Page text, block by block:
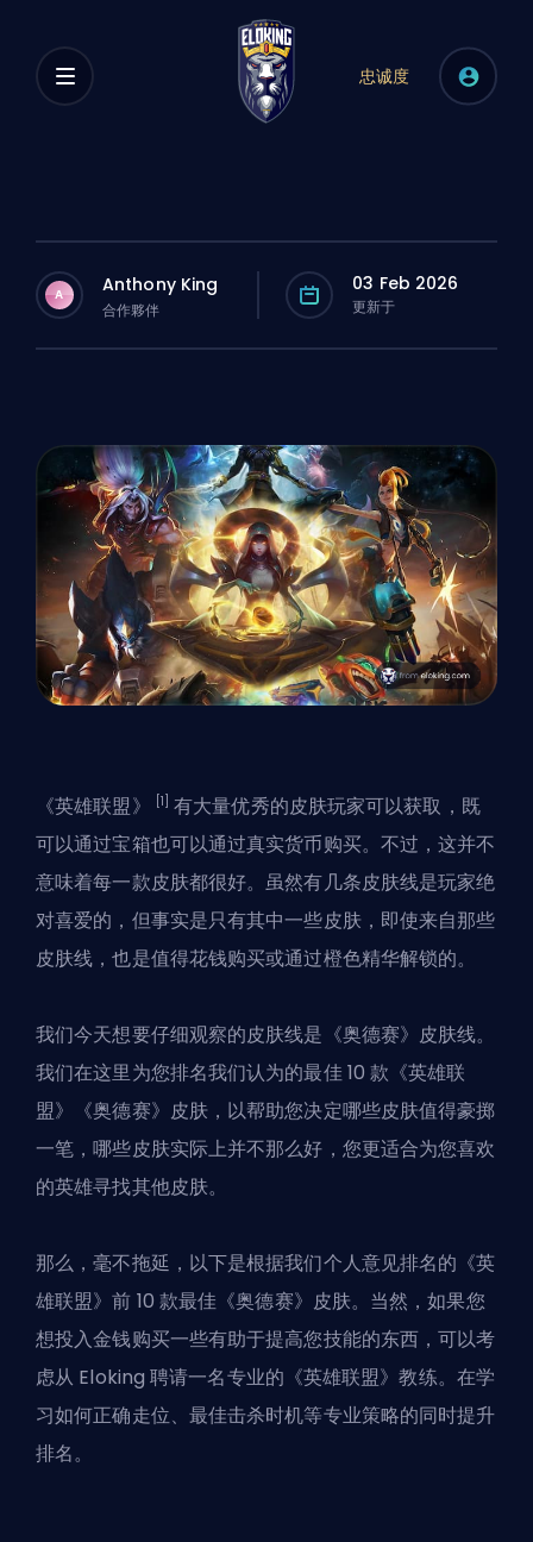
忠诚度
A Anthony King
合作夥伴
03 Feb 2026
更新于
《英雄联盟》 [1] 有大量优秀的皮肤玩家可以获取，既
可以通过宝箱也可以通过真实货币购买。不过，这并不
意味着每一款皮肤都很好。虽然有几条皮肤线是玩家绝
对喜爱的，但事实是只有其中一些皮肤，即使来自那些
皮肤线，也是值得花钱购买或通过橙色精华解锁的。
我们今天想要仔细观察的皮肤线是《奥德赛》皮肤线。
我们在这里为您排名我们认为的最佳 10 款《英雄联
盟》《奥德赛》皮肤，以帮助您决定哪些皮肤值得豪掷
一笔，哪些皮肤实际上并不那么好，您更适合为您喜欢
的英雄寻找其他皮肤。
那么，毫不拖延，以下是根据我们个人意见排名的《英
雄联盟》前 10 款最佳《奥德赛》皮肤。当然，如果您
想投入金钱购买一些有助于提高您技能的东西，可以考
虑从 Eloking 聘请一名专业的《英雄联盟》教练。在学
习如何正确走位、最佳击杀时机等专业策略的同时提升
排名。